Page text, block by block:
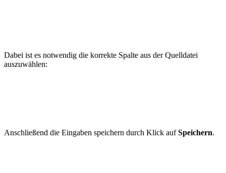
Dabei ist es notwendig die korrekte Spalte aus der Quelldatei
auszuwählen:
Anschließend die Eingaben speichern durch Klick aufSpeichern.